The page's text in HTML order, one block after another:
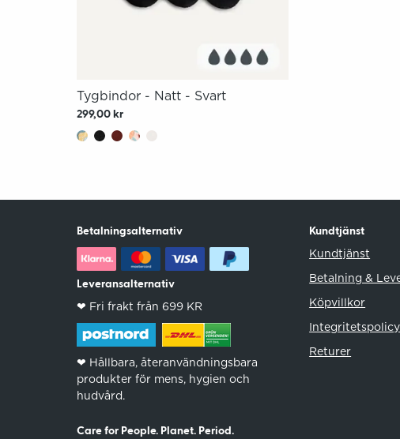
Tygbindor - Natt - Svart
299,00 kr
Betalningsalternativ
Leveransalternativ
❤︎ Fri frakt från 699 KR
❤︎ Hållbara, återanvändningsbara
produkter för mens, hygien och
hudvård.
Kundtjänst
Kundtjänst
Betalning &
Köpvillkor
Integritetspolicy
Returer
Care for People. Planet. Period.